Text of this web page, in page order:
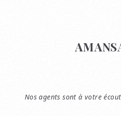
Nos agents sont à votre